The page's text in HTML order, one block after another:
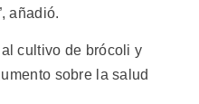
añadió.
cultivo de brócoli y
sobre la salud